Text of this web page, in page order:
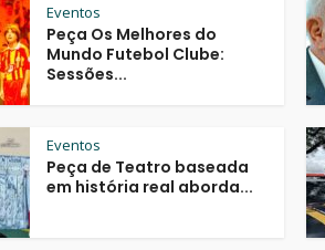
Eventos
Peça Os Melhores do
Mundo Futebol Clube:
Sessões...
Eventos
Peça de Teatro baseada
em história real aborda...